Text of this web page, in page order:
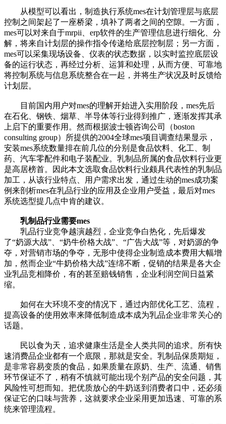
从模型可以看出，制造执行系统mes在计划管理层与底层
控制之间架起了一座桥梁，填补了两者之间的空隙。一方面，
mes可以对来自于mrpii、erp软件的生产管理信息进行细化、分
解，将来自计划层的操作指令传递给底层控制层；另一方面，
mes可以采集现场设备、仪表的状态数据，以实时监控底层设
备的运行状态，再经过分析、运算和处理，从而方便、可靠地
将控制系统与信息系统整合在一起，并将生产状况及时反馈给
计划层。
目前国内用户对mes的理解开始进入实用阶段，mes先后
在石化、钢铁、烟草、半导体等行业得到推广，逐渐发挥其承
上启下的重要作用。然而根据波士顿咨询公司（boston
consulting group）所提供的2004全球mes项目调查结果显示，
安装mes系统数量排在前几位的分别是食品饮料、化工、制
药、汽车零配件和电子装配业。乳制品所属的食品饮料行业更
是高居榜首。因此本文选取食品饮料行业颇具代表性的乳制品
加工，从该行业特点、用户需求出发，通过生动的mes成功案
例来剖析mes在乳品行业的应用及企业用户受益，最后对mes
系统选型提几点中肯的建议。
乳制品行业需要mes
乳品行业竞争越演越烈，企业竞争白热化，先后爆发
了“奶源大战”、“奶牛价格大战”、“广告大战”等，对奶源的争
夺，对营销市场的争夺，无形中使得企业制造成本费用大幅增
加，然而企业“牛奶价格大战”连绵不断，促销的结果是各大企
业乳品竞相降价，有的甚至赔钱销售，企业利润空间日益紧
缩。
如何在大环境不变的情况下，通过内部优化工艺、流程，
提高设备的使用效率来降低制造成本成为乳品企业非常关心的
话题。
民以食为天，追求健康生活是全人类共同的追求。所有快
速消费品企业都有一个底限，那就是安全。乳制品保质期短，
是非常容易变质的食品，如果质量在原奶、生产、流通、销售
环节保证不了，稍有不慎就可能出现个别产品的安全问题，其
风险性可想而知。把优质放心的牛奶送到消费者口中，还必须
保证它的口味与营养，这就要求企业采用更加迅速、可靠的系
统来管理流程。